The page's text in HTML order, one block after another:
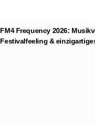
FM4 Frequency 2026:
Festivalfeeling &